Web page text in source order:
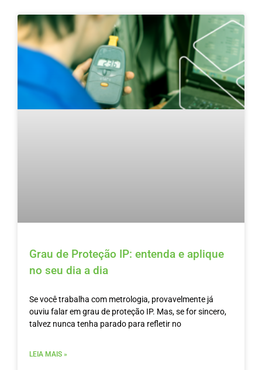
Grau de Proteção IP: entenda e aplique
no seu dia a dia
Se você trabalha com metrologia, provavelmente já
ouviu falar em grau de proteção IP. Mas, se for sincero,
talvez nunca tenha parado para refletir no
LEIA MAIS »